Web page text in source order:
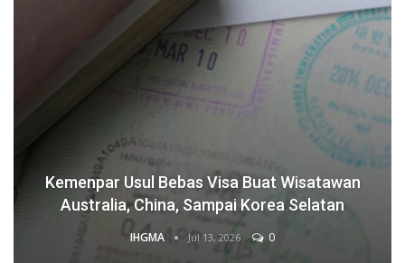
Kemenpar Usul Bebas Visa Buat Wisatawan
Australia, China, Sampai Korea Selatan
IHGMA Jul 13, 2026 0